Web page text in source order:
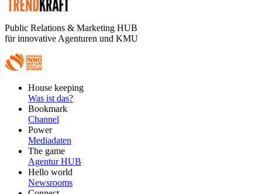
Public Relations & Marketing HUB
für innovative Agenturen und KMU
FooterHouse keeping
Was ist das?
Bookmark
Channel
Power
Mediadaten
The game
Agentur HUB
Hello world
Newsrooms